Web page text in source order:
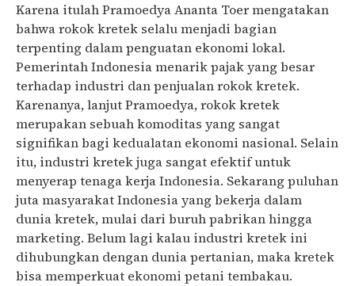
Karena itulah Pramoedya Ananta Toer mengatakan
bahwa rokok kretek selalu menjadi bagian
terpenting dalam penguatan ekonomi lokal.
Pemerintah Indonesia menarik pajak yang besar
terhadap industri dan penjualan rokok kretek.
Karenanya, lanjut Pramoedya, rokok kretek
merupakan sebuah komoditas yang sangat
signifikan bagi kedualatan ekonomi nasional. Selain
itu, industri kretek juga sangat efektif untuk
menyerap tenaga kerja Indonesia. Sekarang puluhan
juta masyarakat Indonesia yang bekerja dalam
dunia kretek, mulai dari buruh pabrikan hingga
marketing. Belum lagi kalau industri kretek ini
dihubungkan dengan dunia pertanian, maka kretek
bisa memperkuat ekonomi petani tembakau.